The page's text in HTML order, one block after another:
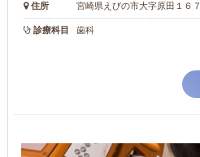
住所 宮崎県えびの市大字原田１６７
診療科目 歯科